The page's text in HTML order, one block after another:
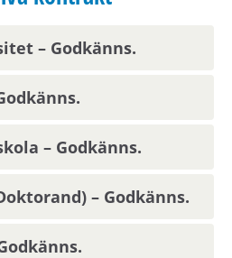
till gemensam
kan boendemiljön vara
kan du behöva uppvisa
för din nya bostad.
– Godkänns.
– Godkänns.
– Godkänns.